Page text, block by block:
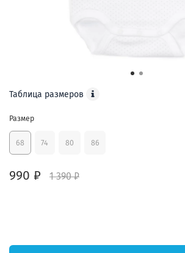
990 ₽ 1 390 ₽
Таблица размеров
Размер
68 74 80 86